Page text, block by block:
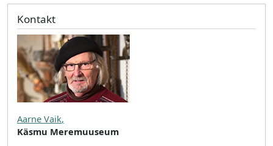
Kontakt
Aarne Vaik,
Käsmu Meremuuseum